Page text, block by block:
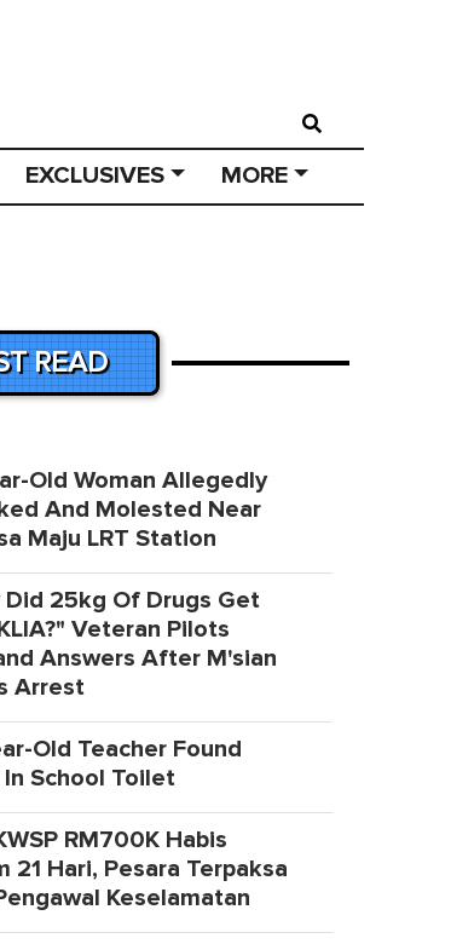
EXCLUSIVES MORE
READ
Old Woman Allegedly
And Molested Near
Maju LRT Station
Did 25kg Of Drugs Get
Veteran Pilots
Answers After M'sian
Arrest
Old Teacher Found
School Toilet
RM700K Habis
21 Hari, Pesara Terpaksa
Keselamatan